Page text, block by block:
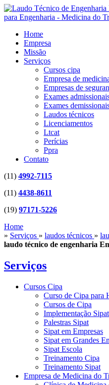
Home
Empresa
Missão
Serviços
Cursos cipa
Empresa de
Empresas de
Exames
Exames
Laudos técnicos
Licenciamentos
Ltcat
Perícias
Ppra
Contato
(11) 4992-7115
(11) 4438-8611
(19) 97171-5226
Home
» Serviços » laudos técnicos »
laudo técnico de engenharia
Serviços
Cursos Cipa
Curso de Cipa para
Cursos de Cipa
Implementação Sipat
Palestras Sipat
Sipat em Empresas
Sipat em Grandes
Sipat Escola
Treinamento Cipa
Treinamento Sipat
Empresa de Medicina do